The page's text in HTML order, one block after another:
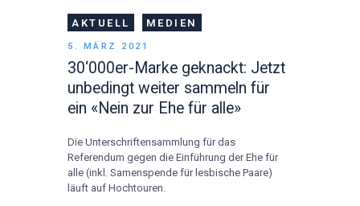
AKTUELL MEDIEN
5. MÄRZ 2021
30‘000er-Marke geknackt: Jetzt
unbedingt weiter sammeln für
ein «Nein zur Ehe für alle»
Die Unterschriftensammlung für das
Referendum gegen die Einführung der Ehe für
alle (inkl. Samenspende für lesbische Paare)
läuft auf Hochtouren.